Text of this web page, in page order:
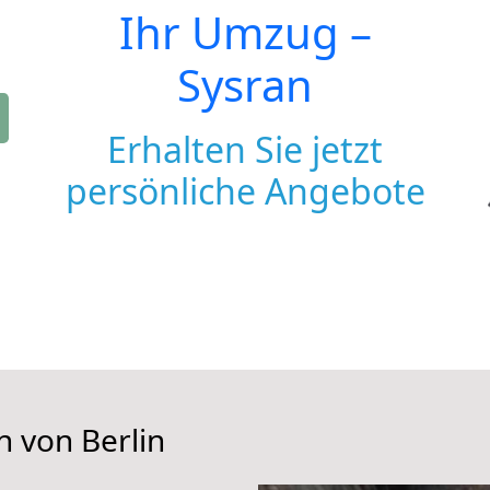
Ihr Umzug –
Sysran
Erhalten Sie jetzt
persönliche Angebote
von Berlin